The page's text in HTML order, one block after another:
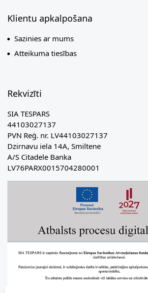
Klientu apkalpošana
Sazinies ar mums
Atteikuma tiesības
Rekvizīti
SIA TESPARS
44103027137
PVN Reģ. nr. LV44103027137
Dzirnavu iela 14A, Smiltene
A/S Citadele Banka
LV76PARX0015704280001